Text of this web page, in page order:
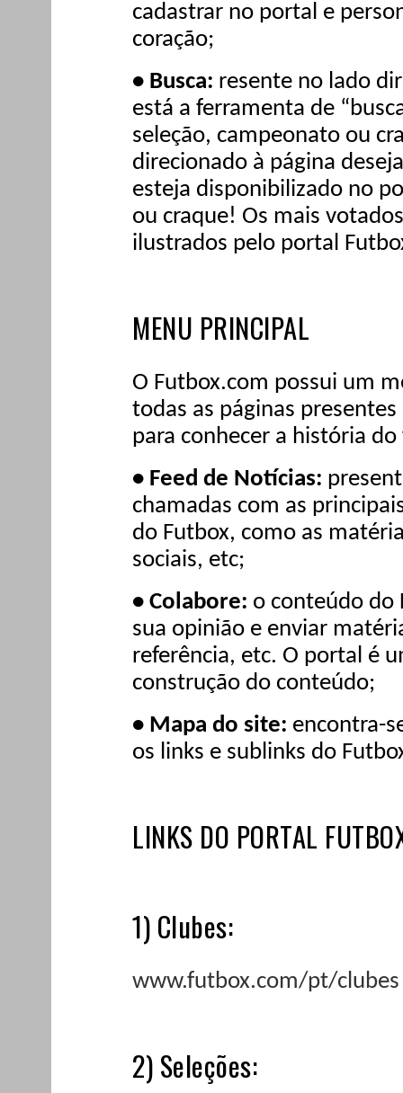
cadastrar no portal e
coração;
• Busca: resente no lado
está a ferramenta de
seleção, campeonato ou
direcionado à página
esteja disponibilizado no
ou craque! Os mais
ilustrados pelo portal
MENU PRINCIPAL
O Futbox.com possui um
todas as páginas
para conhecer a história
• Feed de Notícias:
chamadas com as
do Futbox, como as
sociais, etc;
• Colabore: o conteúdo do
sua opinião e enviar
referência, etc. O portal é
construção do conteúdo;
• Mapa do site: encontra-
os links e sublinks do
LINKS DO PORTAL
1) Clubes:
www.futbox.com/pt/clubes
2) Seleções: